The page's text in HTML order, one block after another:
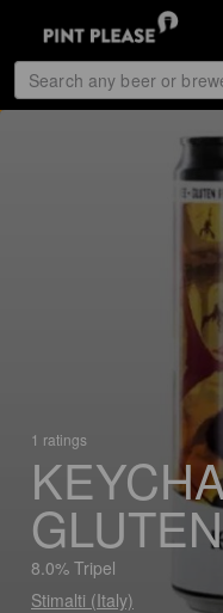
1 ratings
8.0% Tripel
Stimalti (Italy)